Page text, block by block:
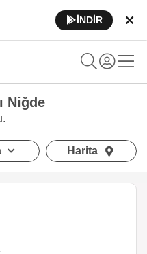
İNDİR
Niğde
Harita